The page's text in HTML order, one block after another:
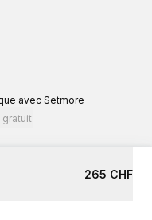
avec Setmore
265 CHF